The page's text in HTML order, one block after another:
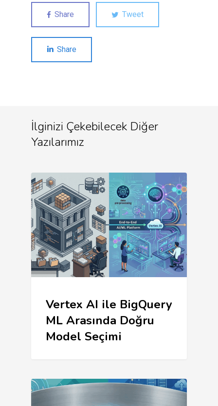
Share Tweet
Share
İlginizi Çekebilecek Diğer
Yazılarımız
Vertex AI ile BigQuery
ML Arasında Doğru
Model Seçimi